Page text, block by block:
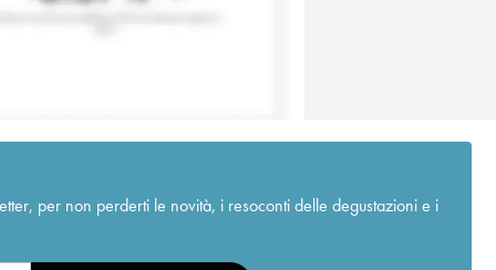
per non perderti le novità, i resoconti delle degustazioni e i